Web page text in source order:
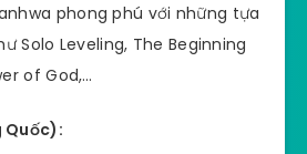
phong phú với những tựa
Solo Leveling, The Beginning
of God,…
Quốc):